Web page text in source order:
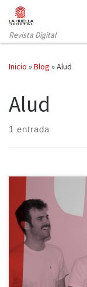
Saltar al contenido
Revista Digital
Inicio »Blog »Alud
Alud
1 entrada
Las citas a ciegas
agendas y quedar
habitual que
universidades.
músicos o
tranquiliza […]